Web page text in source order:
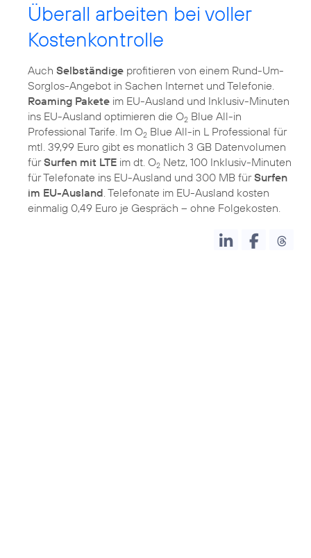
Überall arbeiten bei voller
Kostenkontrolle
Auch Selbständige profitieren von einem Rund-Um-
Sorglos-Angebot in Sachen Internet und Telefonie.
Roaming Pakete im EU-Ausland und Inklusiv-Minuten
ins EU-Ausland optimieren die O2 Blue All-in
Professional Tarife. Im O2 Blue All-in L Professional für
mtl. 39,99 Euro gibt es monatlich 3 GB Datenvolumen
fürSurfen mit LTE im dt. O2 Netz, 100 Inklusiv-Minuten
für Telefonate ins EU-Ausland und 300 MB fürSurfen
im EU-Ausland . Telefonate im EU-Ausland kosten
einmalig 0,49 Euro je Gespräch – ohne Folgekosten.